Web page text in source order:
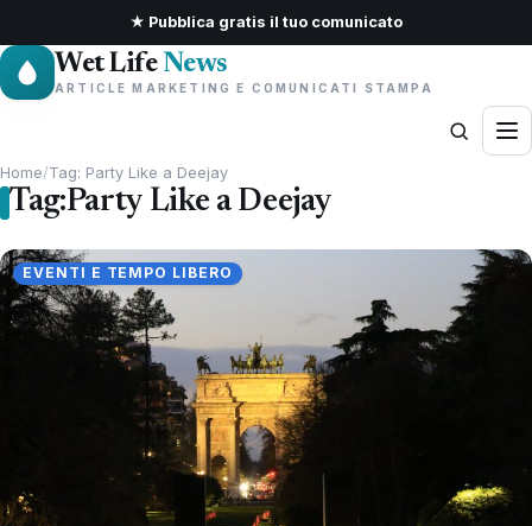
★ Pubblica gratis il tuo comunicato
Wet Life News
ARTICLE MARKETING E COMUNICATI STAMPA
Home/Tag: Party Like a Deejay
Tag:Party Like a Deejay
EVENTI E TEMPO LIBERO